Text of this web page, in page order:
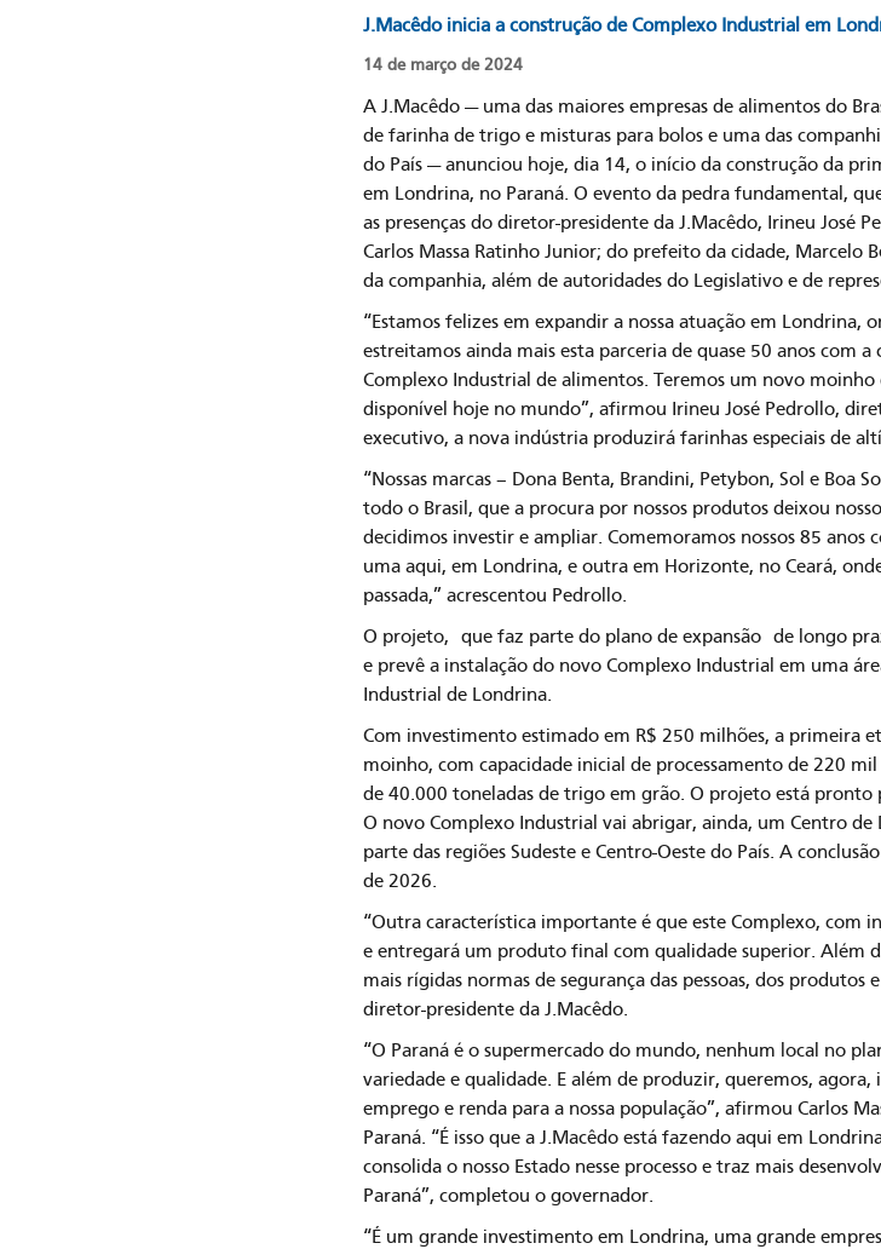
J.Macêdo inicia a construção de Complexo Industrial em
14 de março de 2024
A J.Macêdo — uma das maiores empresas de alimentos do
de farinha de trigo e misturas para bolos e uma das
do País — anunciou hoje, dia 14, o início da construção da
em Londrina, no Paraná. O evento da pedra fundamental,
as presenças do diretor-presidente da J.Macêdo, Irineu José
Carlos Massa Ratinho Junior; do prefeito da cidade, Marcelo
da companhia, além de autoridades do Legislativo e de
“Estamos felizes em expandir a nossa atuação em Londrina,
estreitamos ainda mais esta parceria de quase 50 anos com
Complexo Industrial de alimentos. Teremos um novo
disponível hoje no mundo”, afirmou Irineu José Pedrollo,
executivo, a nova indústria produzirá farinhas especiais de
“Nossas marcas – Dona Benta, Brandini, Petybon, Sol e Boa
todo o Brasil, que a procura por nossos produtos deixou
decidimos investir e ampliar. Comemoramos nossos 85 anos
uma aqui, em Londrina, e outra em Horizonte, no Ceará,
passada,” acrescentou Pedrollo.
O projeto, que faz parte do plano de expansão de longo
e prevê a instalação do novo Complexo Industrial em uma
Industrial de Londrina.
Com investimento estimado em R$ 250 milhões, a primeira
moinho, com capacidade inicial de processamento de 220
de 40.000 toneladas de trigo em grão. O projeto está pronto
O novo Complexo Industrial vai abrigar, ainda, um Centro
parte das regiões Sudeste e Centro-Oeste do País. A
de 2026.
“Outra característica importante é que este Complexo, com
e entregará um produto final com qualidade superior. Além
mais rígidas normas de segurança das pessoas, dos
diretor-presidente da J.Macêdo.
“O Paraná é o supermercado do mundo, nenhum local no
variedade e qualidade. E além de produzir, queremos,
emprego e renda para a nossa população”, afirmou Carlos
Paraná. “É isso que a J.Macêdo está fazendo aqui em
consolida o nosso Estado nesse processo e traz mais
Paraná”, completou o governador.
“É um grande investimento em Londrina, uma grande